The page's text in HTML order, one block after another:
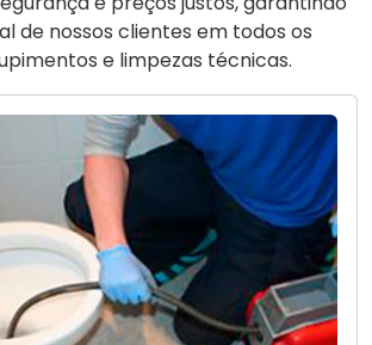
de nossos clientes em todos os
e limpezas técnicas.